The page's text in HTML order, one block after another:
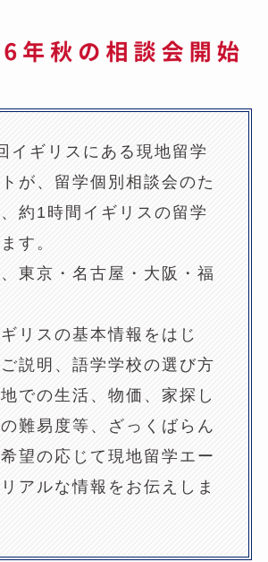
イギリスにある現地留学
が、留学個別相談会のた
約1時間イギリスの留学
す。
東京・名古屋・大阪・福
リスの基本情報をはじ
説明、語学学校の選び方
での生活、物価、家探し
難易度等、ざっくばらん
望の応じて現地留学エー
アルな情報をお伝えしま